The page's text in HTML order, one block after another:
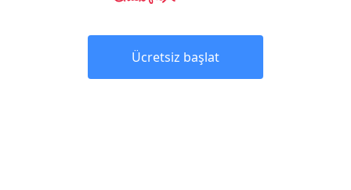
Ücretsiz başlat